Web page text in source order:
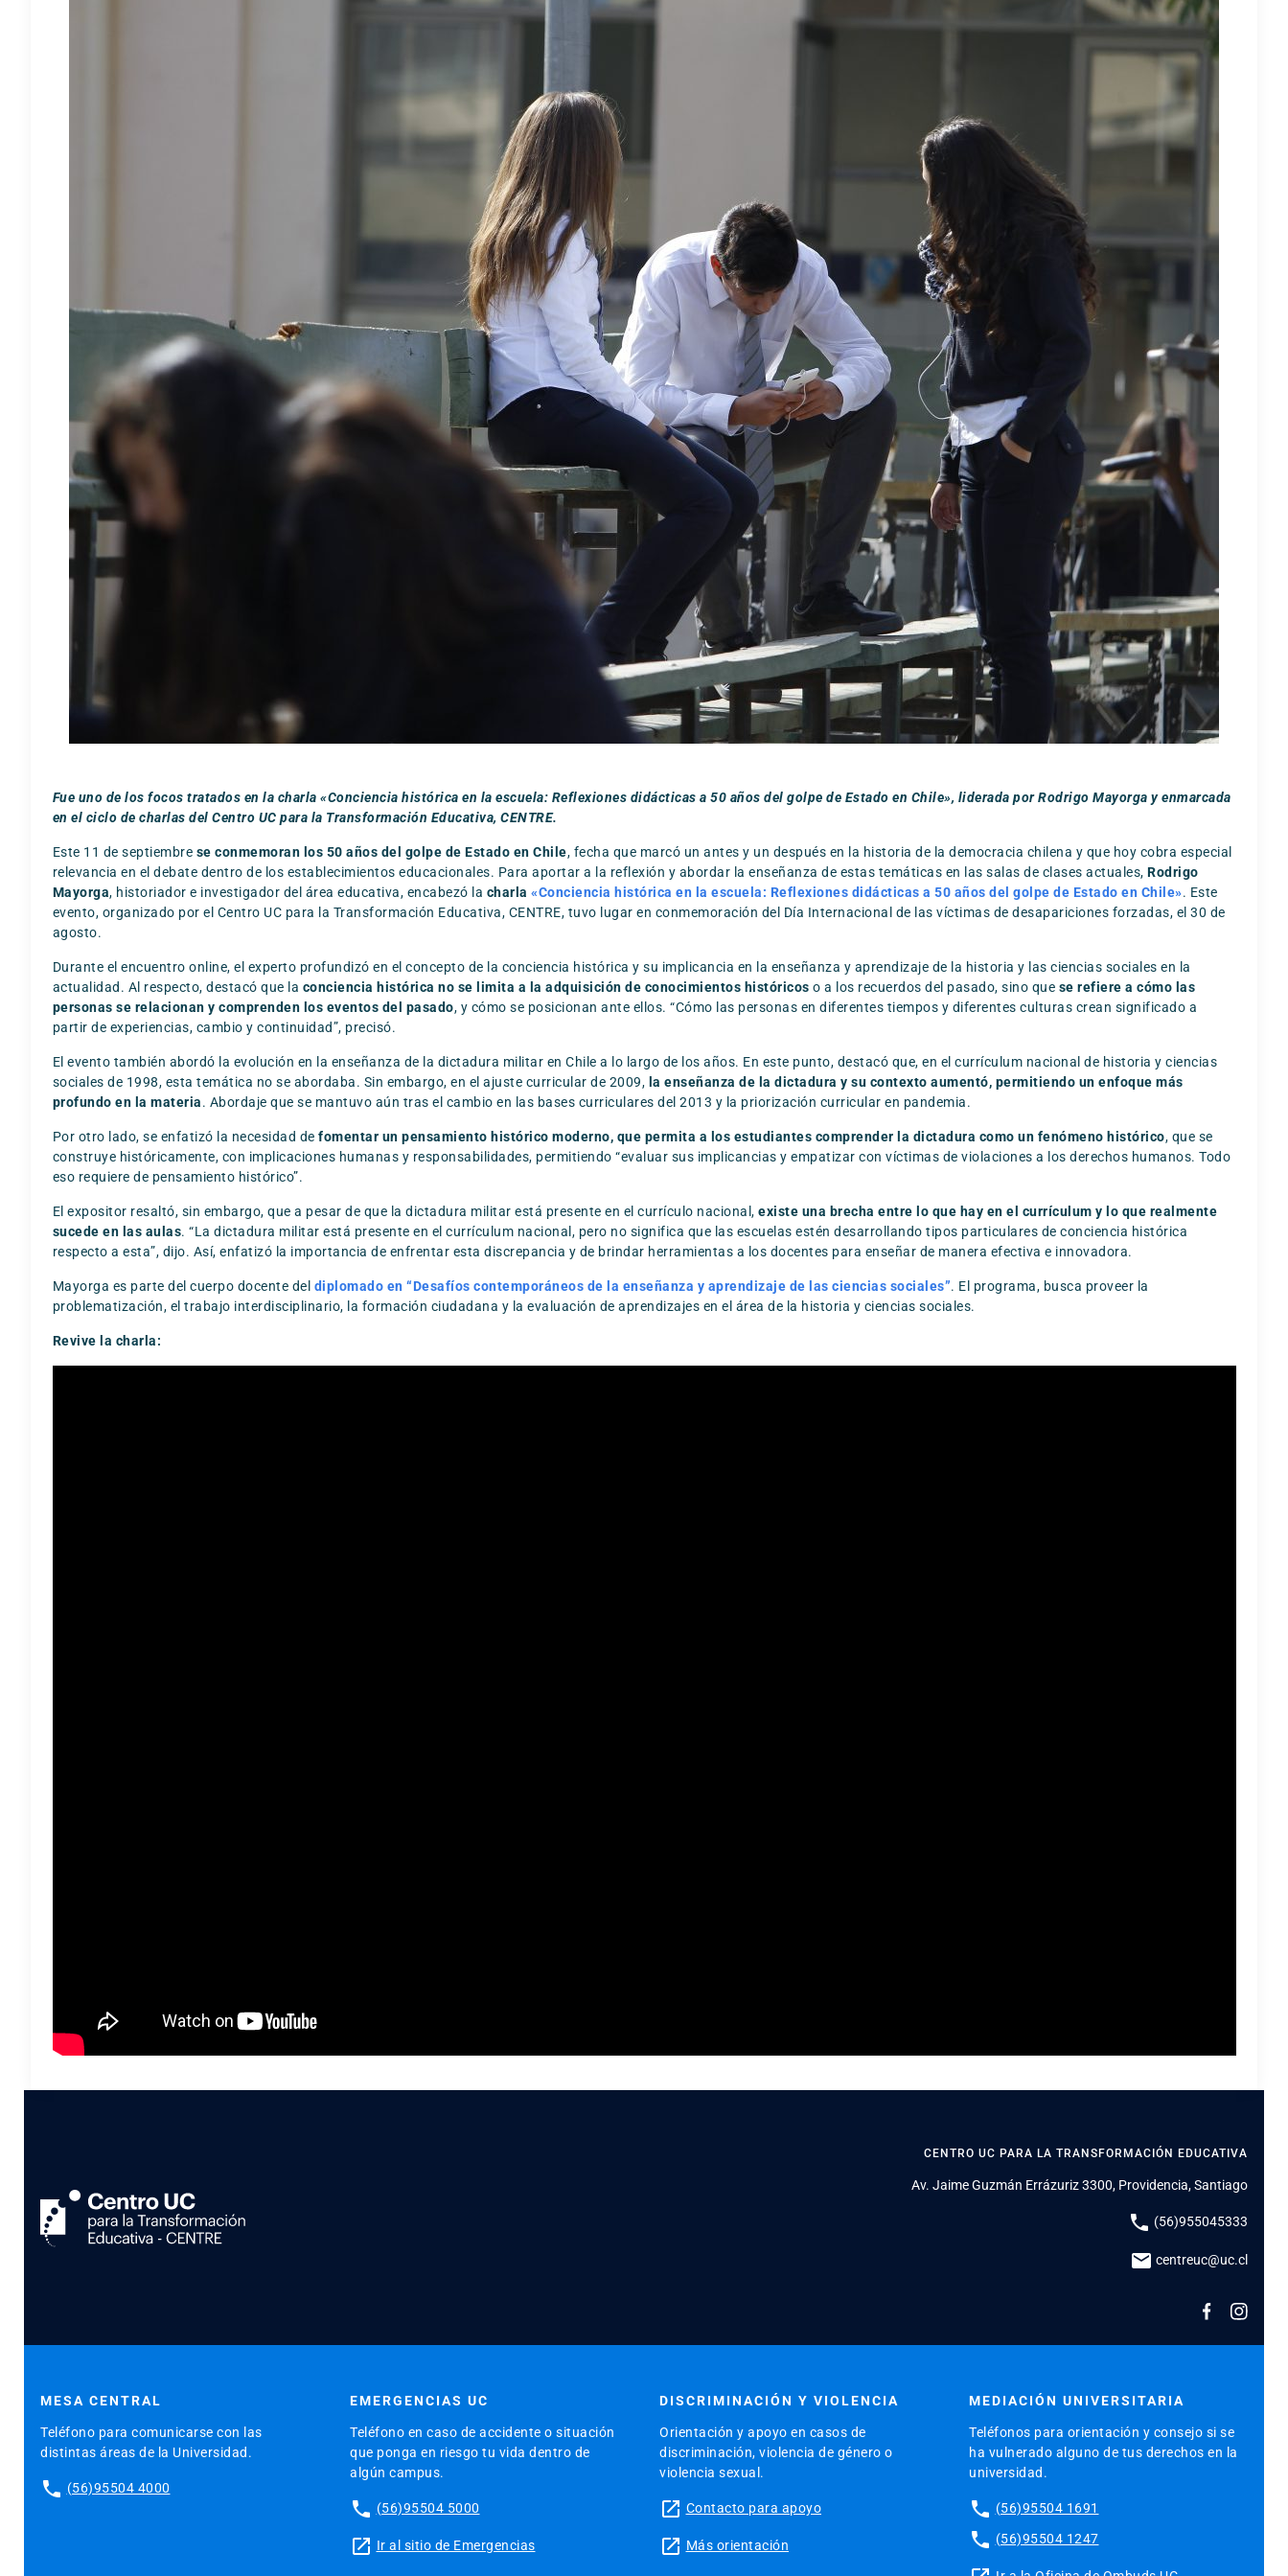
Fue uno de los focos tratados en la charla«Conciencia histórica en la escuela: Reflexiones didácticas a 50 años delgolpe de Estado en Chile», liderada por Rodrigo Mayorga y enmarcada
en el ciclo decharlas del Centro UC para la Transformación Educativa, CENTRE.
Este 11 de septiembre se conmemoran los 50 años del golpe de Estado en Chile, fecha que marcó un antes y un después en la historia de la democracia chilena y que hoy cobra especial
relevancia en el debate dentro de los establecimientos educacionales. Para aportar a la reflexión y abordar la enseñanza de estas temáticas en las salas de clases actuales,Rodrigo
Mayorga, historiador e investigador del área educativa, encabezó la charla«Conciencia histórica en la escuela: Reflexiones didácticas a 50 años del golpe de Estado en Chile». Este
evento, organizado por el Centro UC para la Transformación Educativa, CENTRE, tuvo lugar en conmemoración del Día Internacional de las víctimas de desapariciones forzadas, el 30 de
agosto.
Durante el encuentro online, el experto profundizó en el concepto de la conciencia histórica y su implicancia en la enseñanza y aprendizaje de la historia y las ciencias sociales en la
actualidad. Al respecto, destacó que la conciencia histórica no se limita a la adquisición de conocimientos históricoso a los recuerdos del pasado, sino que se refiere a cómo las
personas se relacionan y comprenden los eventos del pasado, y cómo se posicionan ante ellos. “Cómo las personas en diferentes tiempos y diferentes culturas crean significado a
partir de experiencias, cambio y continuidad”, precisó.
El evento también abordó la evolución en la enseñanza de la dictadura militar en Chile a lo largo de los años. En este punto, destacó que, en el currículum nacional de historia y ciencias
sociales de 1998, esta temática no se abordaba. Sin embargo, en el ajuste curricular de 2009, la enseñanza de la dictadura y su contexto aumentó, permitiendo un enfoque más
profundo en la materia. Abordaje que se mantuvo aún tras el cambio en las bases curriculares del 2013 y la priorización curricular en pandemia.
Por otro lado, se enfatizó la necesidad defomentar un pensamiento histórico moderno, que permita a los estudiantes comprender la dictadura como un fenómeno histórico, que se
construye históricamente, con implicaciones humanas y responsabilidades, permitiendo “evaluar sus implicancias y empatizar con víctimas de violaciones a los derechos humanos. Todo
eso requiere de pensamiento histórico”.
El expositor resaltó, sin embargo, que a pesar de que la dictadura militar está presente en el currículo nacional,existe una brecha entre lo que hay en el currículum y lo que realmente
sucede en las aulas. “La dictadura militar está presente en el currículum nacional, pero no significa que las escuelas estén desarrollando tipos particulares de conciencia histórica
respecto a esta”, dijo. Así, enfatizó la importancia de enfrentar esta discrepancia y de brindar herramientas a los docentes para enseñar de manera efectiva e innovadora.
Mayorga es parte del cuerpo docente del diplomado en “Desafíos contemporáneos de la enseñanza y aprendizaje de las ciencias sociales”. El programa, busca proveer la
problematización, el trabajo interdisciplinario, la formación ciudadana y la evaluación de aprendizajes en el área de la historia y ciencias sociales.
Revive la charla:
CENTRO UC PARA LA TRANSFORMACIÓN EDUCATIVA
Av. Jaime Guzmán Errázuriz 3300, Providencia, Santiago
phone (56)955045333
mail centreuc@uc.cl
MESA CENTRAL
Teléfono para comunicarse con las
distintas áreas de la Universidad.
phone (56)95504 4000
EMERGENCIAS UC
Teléfono en caso de accidente o situación
que ponga en riesgo tu vida dentro de
algún campus.
phone (56)95504 5000
launch Ir al sitio de Emergencias
DISCRIMINACIÓN Y VIOLENCIA
Orientación y apoyo en casos de
discriminación, violencia de género o
violencia sexual.
launch Contacto para apoyo
launch Más orientación
MEDIACIÓN UNIVERSITARIA
Teléfonos para orientación y consejo si se
ha vulnerado alguno de tus derechos en la
universidad.
phone (56)95504 1691
phone (56)95504 1247